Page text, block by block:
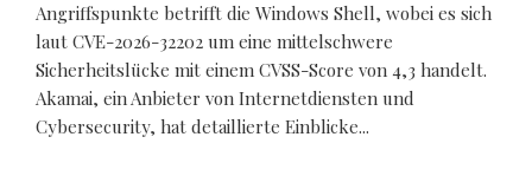
Angriffspunkte betrifft die Windows Shell, wobei es sich
laut CVE-2026-32202 um eine mittelschwere
Sicherheitslücke mit einem CVSS-Score von 4,3 handelt.
Akamai, ein Anbieter von Internetdiensten und
Cybersecurity, hat detaillierte Einblicke...